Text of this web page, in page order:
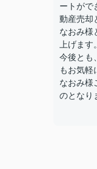
ートがで
動産売却
なおみ様
上げます。
今後とも
もお気軽
なおみ様
のとなり